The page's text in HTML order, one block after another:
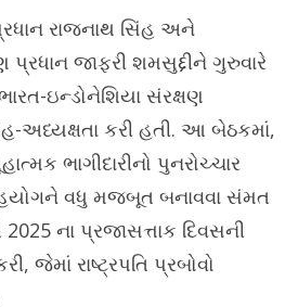
રાજનાથ સિંહ અને
પ્રધાન જાફરી શમસુદ્દીને ગુરુવારે
ઇન્ડોનેશિયા સંરક્ષણ
અધ્યક્ષતા કરી હતી. આ બેઠકમાં,
ભાગીદારીનો પુનરોચ્ચાર
વધુ મજબૂત બનાવવા સંમત
ના પ્રજાસત્તાક દિવસની
જેમાં રાષ્ટ્રપતિ પ્રબોવો